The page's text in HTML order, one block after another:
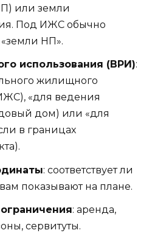
или земли
Под ИЖС обычно
НП».
использования (ВРИ):
жилищного
«для ведения
дом) или «для
в границах
: соответствует ли
вам показывают на плане.
: аренда,
сервитуты.